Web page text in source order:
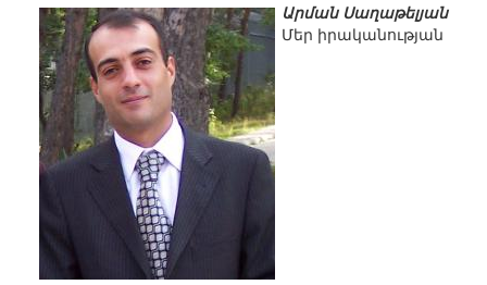
Արման Սաղաթելյան
Մեր իրականության